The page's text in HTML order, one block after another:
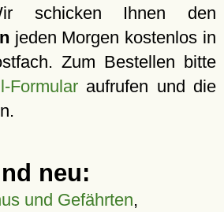
schicken Ihnen den
jeden Morgen kostenlos in
Zum Bestellen bitte
Formular aufrufen und die
neu:
und Gefährten,